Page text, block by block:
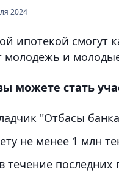
2024
ипотекой смогут
молодежь и
можете стать
"Отбасы
не менее 1 млн
течение